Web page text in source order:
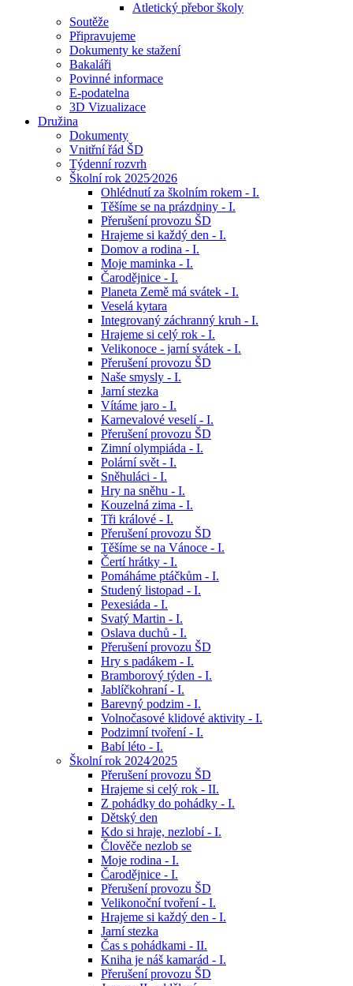
Atletický přebor školy
Soutěže
Připravujeme
Dokumenty ke stažení
Bakaláři
Povinné informace
E-podatelna
3D Vizualizace
Družina
Dokumenty
Vnitřní řád ŠD
Týdenní rozvrh
Školní rok 2025⁄2026
Ohlédnutí za školním rokem - I.
Těšíme se na prázdniny - I.
Přerušení provozu ŠD
Hrajeme si každý den - I.
Domov a rodina - I.
Moje maminka - I.
Čarodějnice - I.
Planeta Země má svátek - I.
Veselá kytara
Integrovaný záchranný kruh - I.
Hrajeme si celý rok - I.
Velikonoce - jarní svátek - I.
Přerušení provozu ŠD
Naše smysly - I.
Jarní stezka
Vítáme jaro - I.
Karnevalové veselí - I.
Přerušení provozu ŠD
Zimní olympiáda - I.
Polární svět - I.
Sněhuláci - I.
Hry na sněhu - I.
Kouzelná zima - I.
Tři králové - I.
Přerušení provozu ŠD
Těšíme se na Vánoce - I.
Čertí hrátky - I.
Pomáháme ptáčkům - I.
Studený listopad - I.
Pexesiáda - I.
Svatý Martin - I.
Oslava duchů - I.
Přerušení provozu ŠD
Hry s padákem - I.
Bramborový týden - I.
Jablíčkohraní - I.
Barevný podzim - I.
Volnočasové klidové aktivity - I.
Podzimní tvoření - I.
Babí léto - I.
Školní rok 2024⁄2025
Přerušení provozu ŠD
Hrajeme si celý rok - II.
Z pohádky do pohádky - I.
Dětský den
Kdo si hraje, nezlobí - I.
Člověče nezlob se
Moje rodina - I.
Čarodějnice - I.
Přerušení provozu ŠD
Velikonoční tvoření - I.
Hrajeme si každý den - I.
Jarní stezka
Čas s pohádkami - II.
Kniha je náš kamarád - I.
Přerušení provozu ŠD